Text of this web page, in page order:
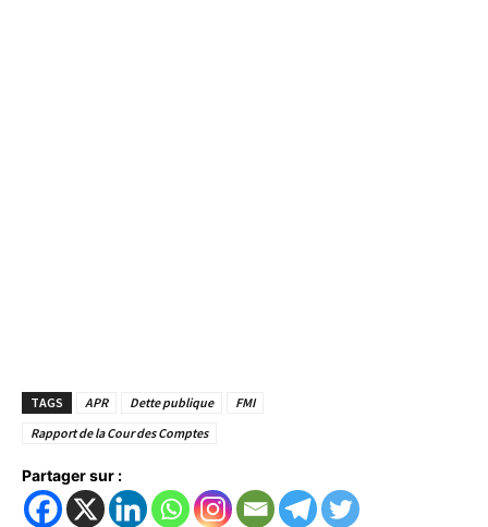
TAGS APR Dette publique
FMI
Rapport de la Cour des Comptes
Partager sur :